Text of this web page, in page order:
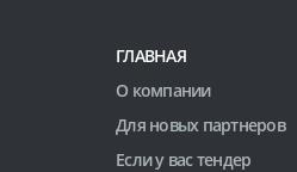
ГЛАВНАЯ
О компании
Для новых партнеров
Если у вас тендер